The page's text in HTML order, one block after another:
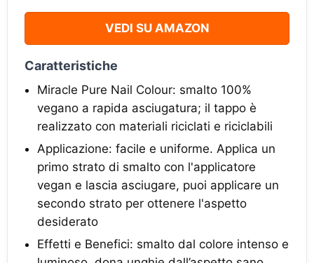
VEDI SU AMAZON
Caratteristiche
Miracle Pure Nail Colour: smalto 100%
vegano a rapida asciugatura; il tappo è
realizzato con materiali riciclati e riciclabili
Applicazione: facile e uniforme. Applica un
primo strato di smalto con l'applicatore
vegan e lascia asciugare, puoi applicare un
secondo strato per ottenere l'aspetto
desiderato
Effetti e Benefici: smalto dal colore intenso e